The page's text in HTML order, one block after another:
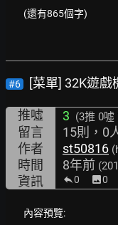
(還有865個字)
#6 [菜單] 32K遊戲
推噓 3 (3推 0
留言 15則，0
作者 st50816
時間 8年前
資訊 0 image0
內容預覽: